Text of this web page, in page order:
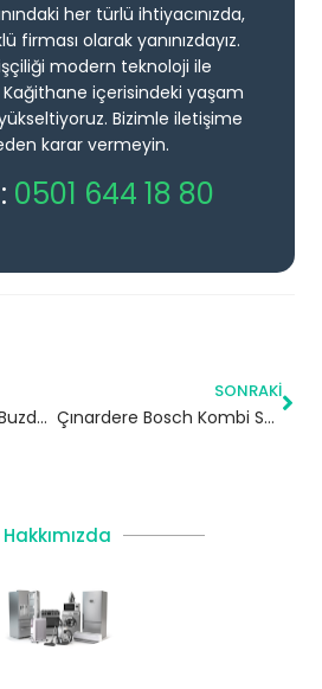
her türlü ihtiyacınızda,
firması olarak yanınızdayız.
modern teknoloji ile
içerisindeki yaşam
yükseltiyoruz. Bizimle iletişime
karar vermeyin.
0501 644 18 80
Başakşehir Hotpoint Buzdolabı Servisi
SONRAKI
Çınardere Bosch Kombi Servisi – Pendik Yetkili Servis
Hakkımızda